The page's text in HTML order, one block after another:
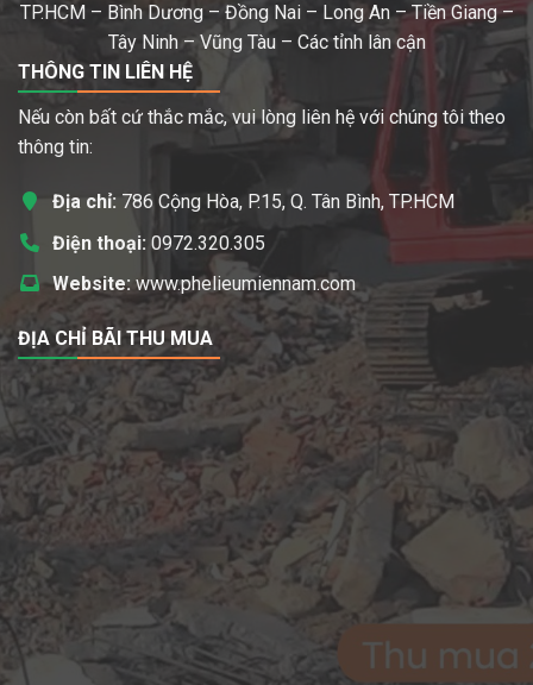
TP.HCM – Bình Dương – Đồng Nai – Long An – Tiền Giang –
Tây Ninh – Vũng Tàu – Các tỉnh lân cận
THÔNG TIN LIÊN HỆ
Nếu còn bất cứ thắc mắc, vui lòng liên hệ với chúng tôi theo
thông tin:
Địa chỉ: 786 Cộng Hòa, P.15, Q. Tân Bình, TP.HCM
Điện thoại: 0972.320.305
Website: www.phelieumiennam.com
ĐỊA CHỈ BÃI THU MUA